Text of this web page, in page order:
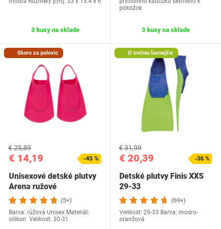
3 kusy na sklade
pokožce
3 kusy na sklade
Skoro za polovic
€ 14,19
€ 25,89
-45 %
Unisexové detské plutvy
Arena ružové
(5×)
Barva: růžová Unisex Materiál:
silikon Velikost: 30-31
O tretinu lacnejšie
€ 20,39
€ 31,99
-36 %
Detské plutvy Finis XXS
29-33
(69×)
Velikost: 29-33 Barva: modro-
oranžová